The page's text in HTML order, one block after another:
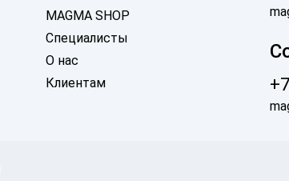
MAGMA SHOP
Специалисты
О нас
Клиентам